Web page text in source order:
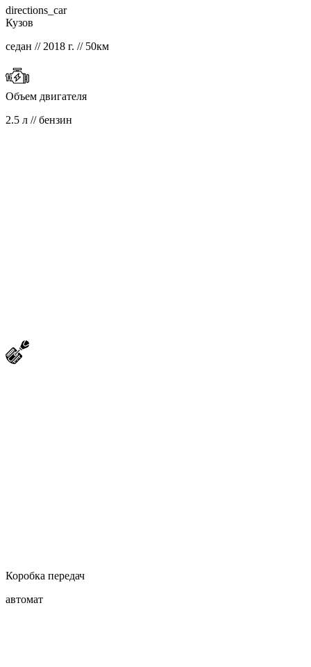
directions_car
Кузов
седан // 2018 г. // 50км
Объем двигателя
2.5 л // бензин
Коробка передач
автомат